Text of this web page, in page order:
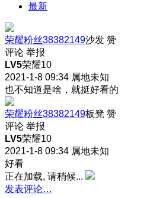
最新
荣耀粉丝38382149沙发 赞
评论 举报
LV5荣耀10
2021-1-8 09:34 属地未知
也不知道是啥，就挺好看的
荣耀粉丝38382149板凳 赞
评论 举报
LV5荣耀10
2021-1-8 09:34 属地未知
好看
正在加载, 请稍候...
发表评论…